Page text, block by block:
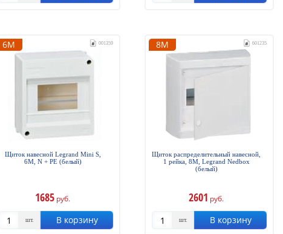
6М
Щиток навесной Legrand Mini S,
6М, N + PE (белый)
001359
1685 руб.
шт. В корзину
8М
Щиток распределительный навесной,
1 рейка, 8М, Legrand Nedbox
(белый)
601235
2601 руб.
шт. В корзину